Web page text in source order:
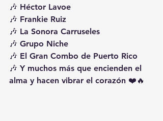
🎶 Héctor Lavoe
🎶 Frankie Ruiz
🎶 La Sonora Carruseles
🎶 Grupo Niche
🎶 El Gran Combo de Puerto Rico
🎶 Y muchos más que encienden el
alma y hacen vibrar el corazón ❤️🔥